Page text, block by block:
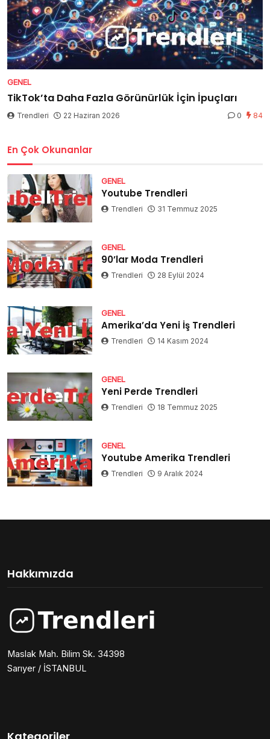
GENEL
TikTok’ta Daha Fazla Görünürlük İçin İpuçları
Trendleri 22 Haziran 2026 0 84
En Çok Okunanlar
GENEL
Youtube Trendleri
Trendleri 31 Temmuz 2025
GENEL
90’lar Moda Trendleri
Trendleri 28 Eylül 2024
GENEL
Amerika’da Yeni İş Trendleri
Trendleri 14 Kasım 2024
GENEL
Yeni Perde Trendleri
Trendleri 18 Temmuz 2025
GENEL
Youtube Amerika Trendleri
Trendleri 9 Aralık 2024
Hakkımızda
Maslak Mah. Bilim Sk. 34398
Sarıyer / İSTANBUL